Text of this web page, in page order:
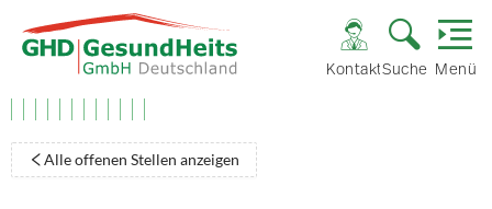
KontaktSuche Menü
Alle offenen Stellen anzeigen